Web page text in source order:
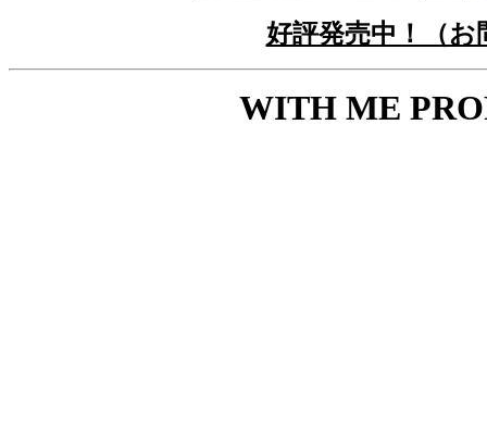
好評発売中！（
WITH ME